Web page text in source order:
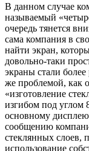
В данном случае
называемый
очередь тянется
сама компания в
найти экран,
довольно-таки
экраны стали
же проблемой, как
«изготовление
изгибом под углом
основному
сообщению
стеклянных слоев,
использование